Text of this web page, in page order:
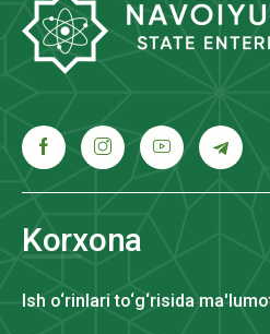
Korxona
Ish o‘rinlari to‘g‘risida